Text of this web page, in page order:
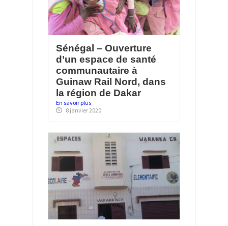
Sénégal – Ouverture
d’un espace de santé
communautaire à
Guinaw Rail Nord, dans
la région de Dakar
En savoir plus
8 janvier 2020